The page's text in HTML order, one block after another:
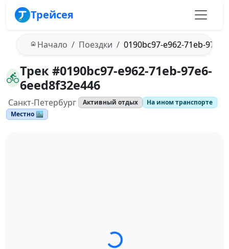
Трейсея
Начало Поездки 0190bc97-e962-71eb-
Трек #0190bc97-e962-71eb-97e6-
6eed8f32e446
Санкт-Петербург Активный отдых
На ином транспорте
Местно 🏙️
Загрузка трека...